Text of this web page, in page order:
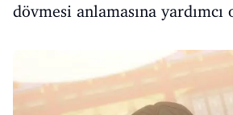
dövmesi anlamasına yardımcı